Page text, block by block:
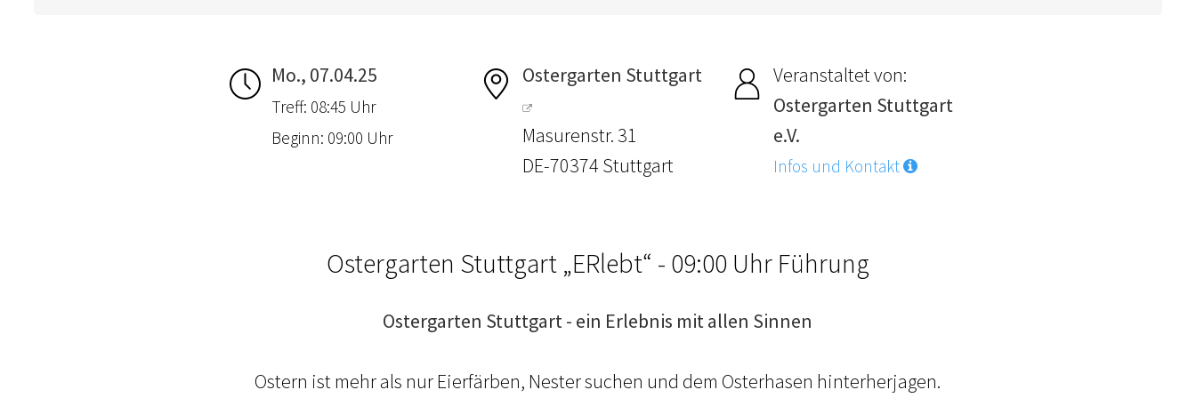
Mo., 07.04.25
Treff: 08:45 Uhr
Beginn: 09:00 Uhr
Ostergarten Stuttgart
Masurenstr. 31
DE-70374 Stuttgart
Veranstaltet von:
Ostergarten Stuttgart
e.V.
Infos und Kontakt
Ostergarten Stuttgart „ERlebt“ - 09:00 Uhr Führung
Ostergarten Stuttgart - ein Erlebnis mit allen Sinnen
Ostern ist mehr als nur Eierfärben, Nester suchen und dem Osterhasen hinterherjagen.